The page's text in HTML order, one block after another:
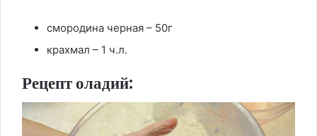
смородина черная – 50г
крахмал – 1 ч.л.
Рецепт оладий: